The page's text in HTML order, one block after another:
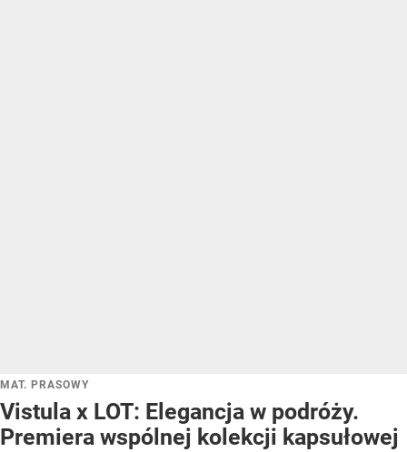
MAT. PRASOWY
Vistula x LOT: Elegancja w podróży.
Premiera wspólnej kolekcji kapsułowej